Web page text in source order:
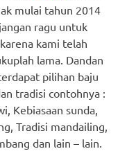
mulai tahun 2014
ragu untuk
kami telah
lama. Dandan
pilihan baju
tradisi contohnya :
Kebiasaan sunda,
Tradisi mandailing,
dan lain – lain.